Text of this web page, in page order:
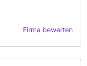
Firma bewerten